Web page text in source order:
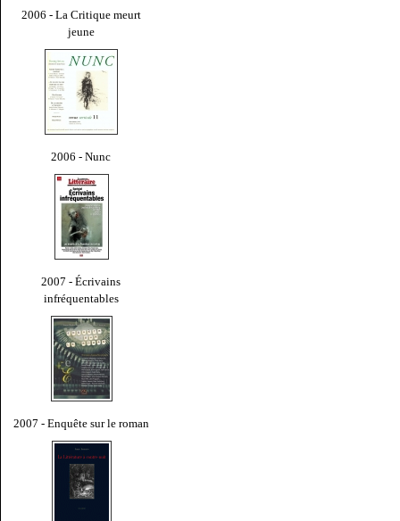
2006 - La Critique meurt
jeune
2006 - Nunc
2007 - Écrivains
infréquentables
2007 - Enquête sur le roman